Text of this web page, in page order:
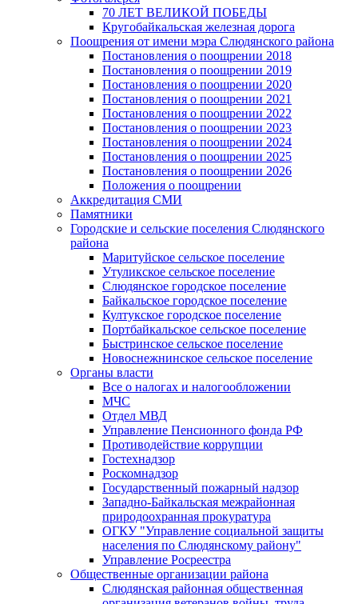
70 ЛЕТ ВЕЛИКОЙ ПОБЕДЫ
Кругобайкальская железная дорога
Поощрения от имени мэра Слюдянского района
Постановления о поощрении 2018
Постановления о поощрении 2019
Постановления о поощрении 2020
Постановления о поощрении 2021
Постановления о поощрении 2022
Постановления о поощрении 2023
Постановления о поощрении 2024
Постановления о поощрении 2025
Постановления о поощрении 2026
Положения о поощрении
Аккредитация СМИ
Памятники
Городские и сельские поселения Слюдянского
района
Маритуйское сельское поселение
Утуликское сельское поселение
Слюдянское городское поселение
Байкальское городское поселение
Култукское городское поселение
Портбайкальское сельское поселение
Быстринское сельское поселение
Новоснежнинское сельское поселение
Органы власти
Все о налогах и налогообложении
МЧС
Отдел МВД
Управление Пенсионного фонда РФ
Противодействие коррупции
Гостехнадзор
Роскомнадзор
Государственный пожарный надзор
Западно-Байкальская межрайонная
природоохранная прокуратура
ОГКУ "Управление социальной защиты
населения по Слюдянскому району"
Управление Росреестра
Общественные организации района
Слюдянская районная общественная